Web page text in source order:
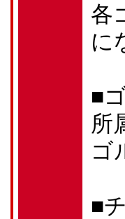
各
に
■
所
ゴ
■